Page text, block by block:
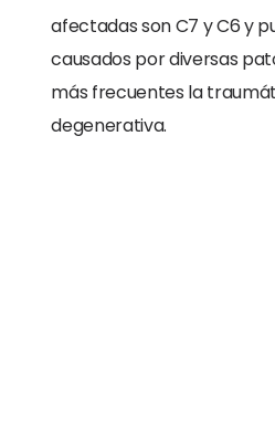
afectadas son C7 y C6 y
causados por diversas
más frecuentes la
degenerativa.